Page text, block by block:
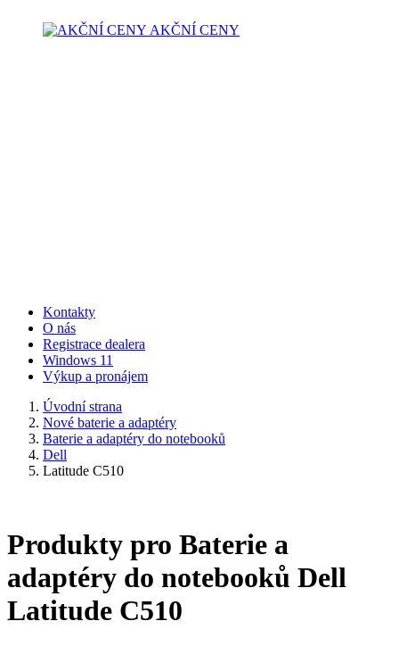
AKČNÍ CENY
Kontakty
O nás
Registrace dealera
Windows 11
Výkup a pronájem
Úvodní strana
Nové baterie a adaptéry
Baterie a adaptéry do notebooků
Dell
Latitude C510
Produkty pro Baterie a
adaptéry do notebooků Dell
Latitude C510